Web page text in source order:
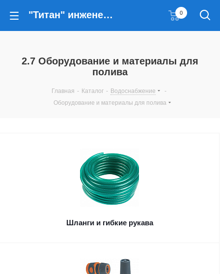
"Титан" инженерные решения 0
2.7 Оборудование и материалы для
полива
Главная - Каталог - Водоснабжение
-
Оборудование и материалы для полива
Шланги и гибкие рукава